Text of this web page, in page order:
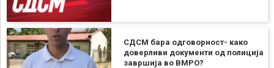
СДСМ бара одговорност- како
доверливи документи од полиција
завршија во ВМРО?